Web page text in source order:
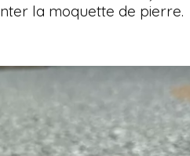
la moquette de pierre.